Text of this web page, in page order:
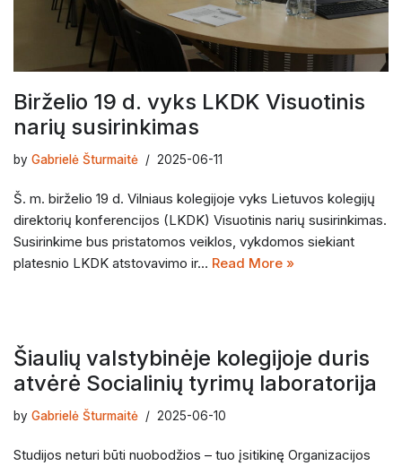
Birželio 19 d. vyks LKDK Visuotinis
narių susirinkimas
by Gabrielė Šturmaitė 2025-06-11
Š. m. birželio 19 d. Vilniaus kolegijoje vyks Lietuvos kolegijų
direktorių konferencijos (LKDK) Visuotinis narių susirinkimas.
Susirinkime bus pristatomos veiklos, vykdomos siekiant
platesnio LKDK atstovavimo ir… Read More »
Šiaulių valstybinėje kolegijoje duris
atvėrė Socialinių tyrimų laboratorija
by Gabrielė Šturmaitė 2025-06-10
Studijos neturi būti nuobodžios – tuo įsitikinę Organizacijos